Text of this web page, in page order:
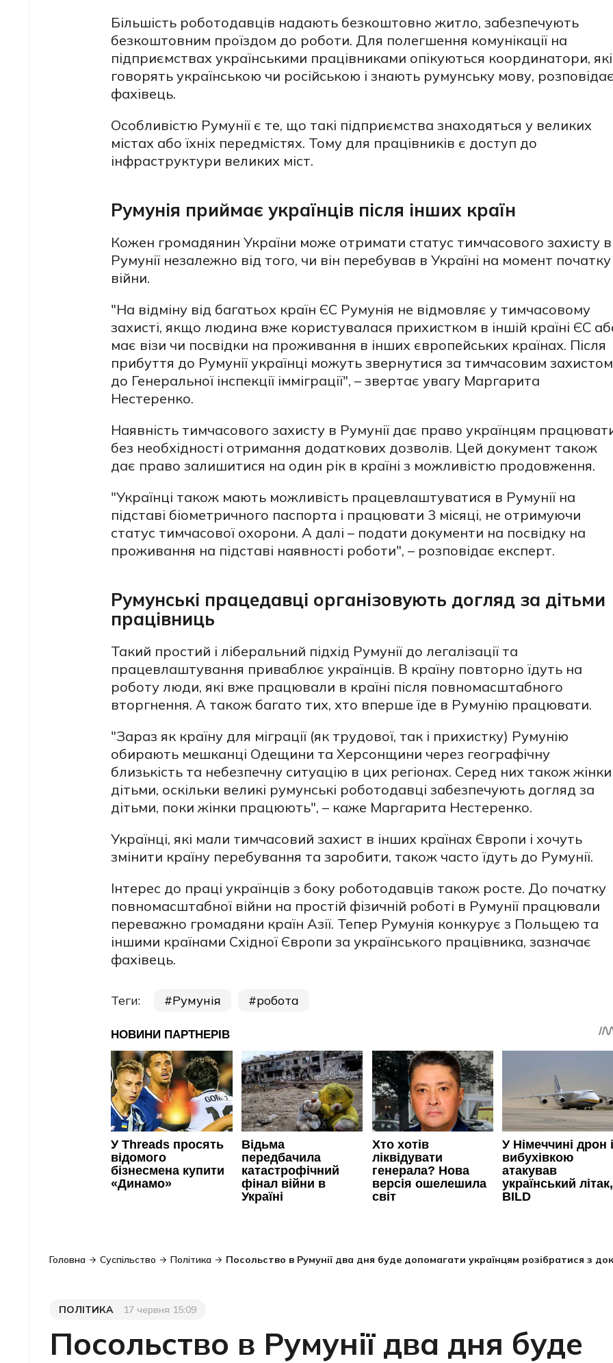
Більшість роботодавців надають безкоштовно житло, забезпечують
безкоштовним проїздом до роботи. Для полегшення комунікації на
підприємствах українськими працівниками опікуються координатори, які
говорять українською чи російською і знають румунську мову,
фахівець.
Особливістю Румунії є те, що такі підприємства знаходяться у великих
містах або їхніх передмістях. Тому для працівників є доступ до
інфраструктури великих міст.
Румунія приймає українців після інших країн
Кожен громадянин України може отримати статус тимчасового захисту в
Румунії незалежно від того, чи він перебував в Україні на момент початку
війни.
"На відміну від багатьох країн ЄС Румунія не відмовляє у тимчасовому
захисті, якщо людина вже користувалася прихистком в іншій країні ЄС
має візи чи посвідки на проживання в інших європейських країнах. Після
прибуття до Румунії українці можуть звернутися за тимчасовим захистом
до Генеральної інспекції імміграції", – звертає увагу Маргарита
Нестеренко.
Наявність тимчасового захисту в Румунії дає право українцям
без необхідності отримання додаткових дозволів. Цей документ також
дає право залишитися на один рік в країні з можливістю продовження.
"Українці також мають можливість працевлаштуватися в Румунії на
підставі біометричного паспорта і працювати 3 місяці, не отримуючи
статус тимчасової охорони. А далі – подати документи на посвідку на
проживання на підставі наявності роботи", – розповідає експерт.
Румунські працедавці організовують догляд за дітьми
працівниць
Такий простий і ліберальний підхід Румунії до легалізації та
працевлаштування приваблює українців. В країну повторно їдуть на
роботу люди, які вже працювали в країні після повномасштабного
вторгнення. А також багато тих, хто вперше їде в Румунію працювати.
"Зараз як країну для міграції (як трудової, так і прихистку) Румунію
обирають мешканці Одещини та Херсонщини через географічну
близькість та небезпечну ситуацію в цих регіонах. Серед них також
дітьми, оскільки великі румунські роботодавці забезпечують догляд за
дітьми, поки жінки працюють", – каже Маргарита Нестеренко.
Українці, які мали тимчасовий захист в інших країнах Європи і хочуть
змінити країну перебування та заробити, також часто їдуть до Румунії.
Інтерес до праці українців з боку роботодавців також росте. До початку
повномасштабної війни на простій фізичній роботі в Румунії працювали
переважно громадяни країн Азії. Тепер Румунія конкурує з Польщею та
іншими країнами Східної Європи за українського працівника, зазначає
фахівець.
Теги: Румунія робота
Головна Суспільство Політика Посольство в Румунії два дня буде допомагати українцям розібратися з
Категорія
ПОЛІТИКА
Дата публікації17 червня 15:09
Посольство в Румунії два дня буде